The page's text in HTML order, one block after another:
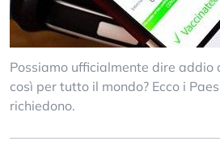
Possiamo ufficialmente dire addio
così per tutto il mondo? Ecco i
richiedono.